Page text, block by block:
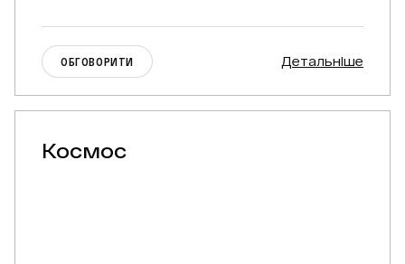
ОБГОВОРИТИ Детальніше
Космос